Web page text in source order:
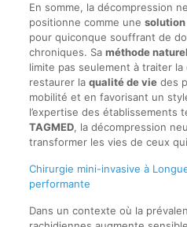
En somme, la décompression
positionne comme une
pour quiconque souffrant de
chroniques. Sa méthode
limite pas seulement à traiter la
restaurer la qualité de viedes
mobilité et en favorisant un
l’expertise des établissements
TAGMED, la décompression
transformer les vies de ceux
Chirurgie mini-invasive à
performante
Dans un contexte où la